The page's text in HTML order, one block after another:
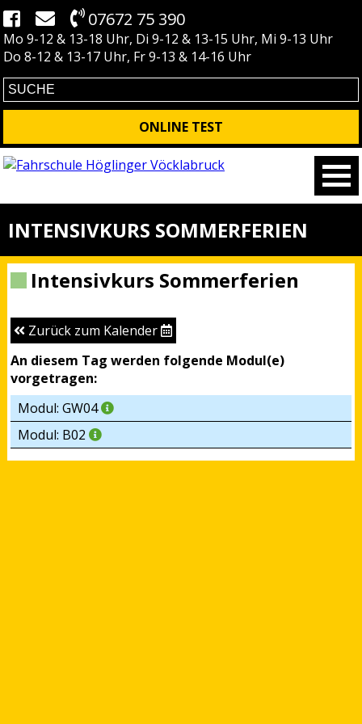
07672 75 390
Mo 9-12 & 13-18 Uhr, Di 9-12 & 13-15 Uhr, Mi 9-13 Uhr
Do 8-12 & 13-17 Uhr, Fr 9-13 & 14-16 Uhr
ONLINE TEST
INTENSIVKURS SOMMERFERIEN
Intensivkurs Sommerferien
Zurück zum Kalender
An diesem Tag werden folgende Modul(e)
vorgetragen:
Modul: GW04
Modul: B02